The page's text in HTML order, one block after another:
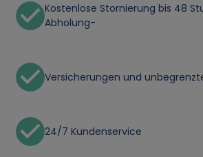
Kostenlose Stornierung bis 48
Abholung-
Versicherungen und
24/7 Kundenservice